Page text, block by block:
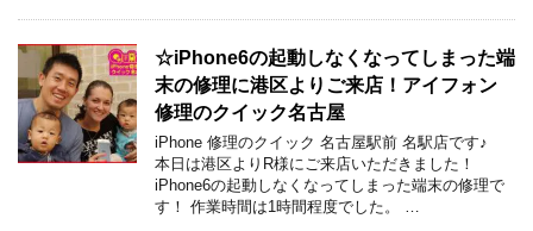
☆iPhone6の起動しなくなってしまった端
末の修理に港区よりご来店！アイフォン
修理のクイック名古屋
iPhone 修理のクイック 名古屋駅前 名駅店です♪
本日は港区よりR様にご来店いただきました！
iPhone6の起動しなくなってしまった端末の修理で
す！ 作業時間は1時間程度でした。 …